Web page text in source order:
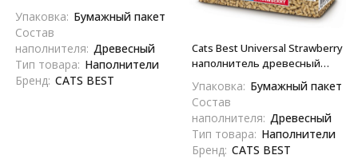
Упаковка: Бумажный пакет
Состав
наполнителя: Древесный
Тип товара: Наполнители
Бренд: CATS BEST
Cats Best Universal Strawberry
наполнитель древесный
универсальный, с ароматом
клубники - 10 л (5,5 кг)
Упаковка: Бумажный пакет
Состав
наполнителя: Древесный
Тип товара: Наполнители
Бренд: CATS BEST